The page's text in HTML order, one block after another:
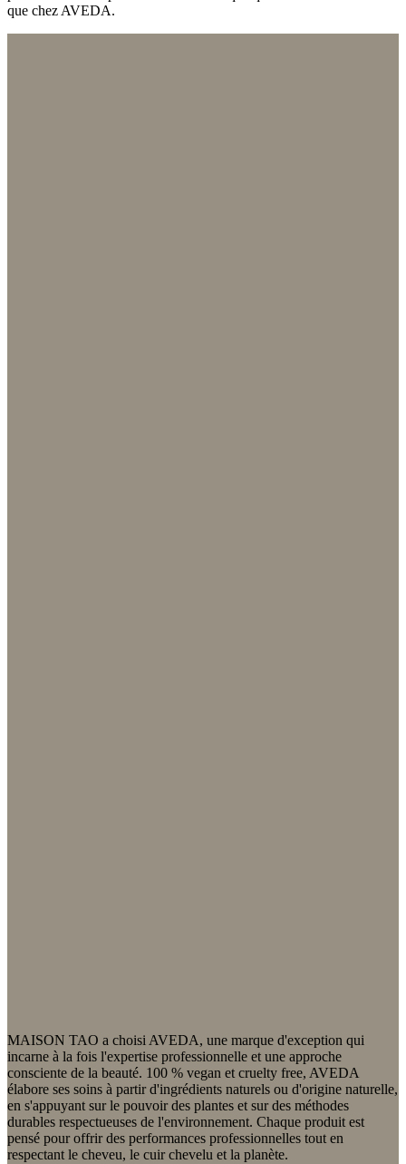
que chez AVEDA.
MAISON TAO a choisi AVEDA, une marque d'exception qui
incarne à la fois l'expertise professionnelle et une approche
consciente de la beauté. 100 % vegan et cruelty free, AVEDA
élabore ses soins à partir d'ingrédients naturels ou d'origine naturelle,
en s'appuyant sur le pouvoir des plantes et sur des méthodes
durables respectueuses de l'environnement. Chaque produit est
pensé pour offrir des performances professionnelles tout en
respectant le cheveu, le cuir chevelu et la planète.